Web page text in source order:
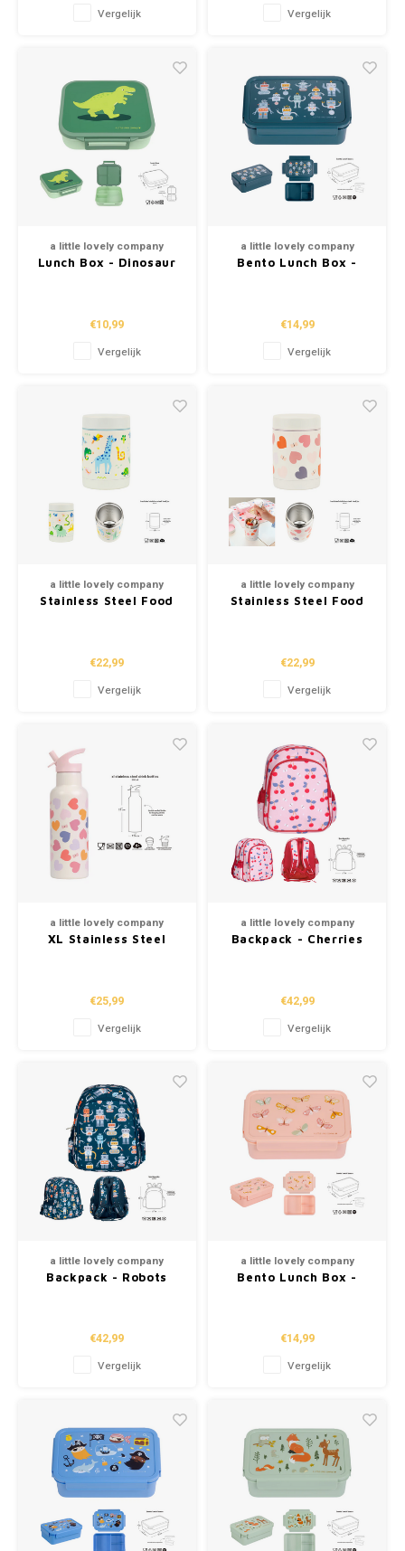
Vergelijk Vergelijk
a little lovely company
Lunch Box - Dinosaur
€10,99
Vergelijk
a little lovely company
Bento Lunch Box -
€14,99
Vergelijk
a little lovely company
Stainless Steel Food
€22,99
Vergelijk
a little lovely company
Stainless Steel Food
€22,99
Vergelijk
a little lovely company
XL Stainless Steel
€25,99
Vergelijk
a little lovely company
Backpack - Cherries
€42,99
Vergelijk
a little lovely company
Backpack - Robots
€42,99
Vergelijk
a little lovely company
Bento Lunch Box -
€14,99
Vergelijk